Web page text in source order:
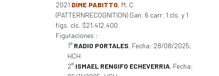
2021 DIME PABITTO, M, C
(PATTERNRECOGNITION) Gan. 6 carr. 1 cls. y 1
figs. cls. $21.412.400
Figuraciones :
1° RADIO PORTALES, Fecha: 28/08/2025,
HCH
2° ISMAEL RENGIFO ECHEVERRIA, Fecha: